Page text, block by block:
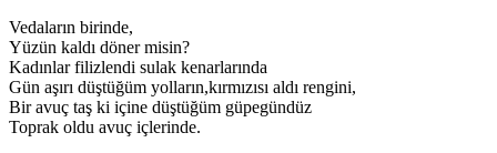
Vedaların birinde,
Yüzün kaldı döner misin?
Kadınlar filizlendi sulak kenarlarında
Gün aşırı düştüğüm yolların,kırmızısı aldı rengini,
Bir avuç taş ki içine düştüğüm güpegündüz
Toprak oldu avuç içlerinde.